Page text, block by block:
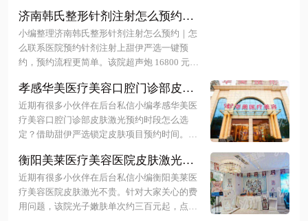
查。下面随小编一起来看看更多详细介绍~
济南韩氏整形针剂注射怎么预约｜
怎么联系医院预约针剂注射上甜伊
严选一键预约，预约流程更简单电
话微信秒约，查真实价格放心变
小编整理济南韩氏整形针剂注射怎么预约｜怎
么联系医院预约针剂注射上甜伊严选一键预
约，预约流程更简单。该院超声炮 16800 元
户可拨打 0531-86013337 热线或关注官方微信
进行挂号，支持在线支付与改约服务。更多详
细介绍尽在文中！
孝感华美医疗美容口腔门诊部皮肤
激光预约时段怎么选定？借助甜伊
严选锁定皮肤项目预约时间，秒约
黄金档期不排队！
近期有很多小伙伴在后台私信小编孝感华美医
疗美容口腔门诊部皮肤激光预约时段怎么选
定？借助甜伊严选锁定皮肤项目预约时间。比
500 元起，具体需结合个人肤质定制方案。通
过甜伊严选可快速匹配正规机构与医生，明确
各波长治疗价格及护理要点。下面随小编一起
来看看更多详细介绍~
衡阳美莱医疗美容医院皮肤激光不
贵？祛斑嫩肤超值，甜伊严选小程
序轻松约！
近期有很多小伙伴在后台私信小编衡阳美莱医
疗美容医院皮肤激光不贵。针对大家关心的费
用问题，该院光子嫩肤单次约三百元起，点阵